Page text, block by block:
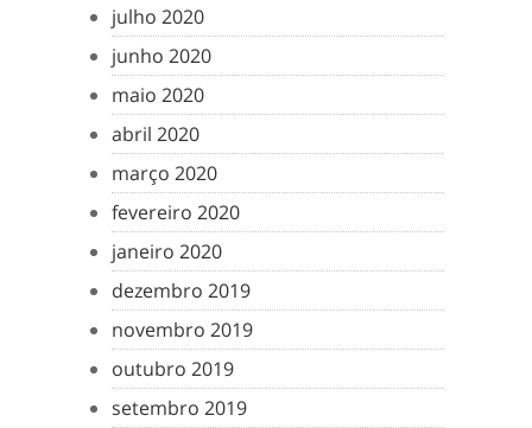
julho 2020
junho 2020
maio 2020
abril 2020
março 2020
fevereiro 2020
janeiro 2020
dezembro 2019
novembro 2019
outubro 2019
setembro 2019